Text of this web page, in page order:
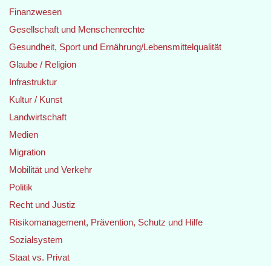
Finanzwesen
Gesellschaft und Menschenrechte
Gesundheit, Sport und Ernährung/Lebensmittelqualität
Glaube / Religion
Infrastruktur
Kultur / Kunst
Landwirtschaft
Medien
Migration
Mobilität und Verkehr
Politik
Recht und Justiz
Risikomanagement, Prävention, Schutz und Hilfe
Sozialsystem
Staat vs. Privat